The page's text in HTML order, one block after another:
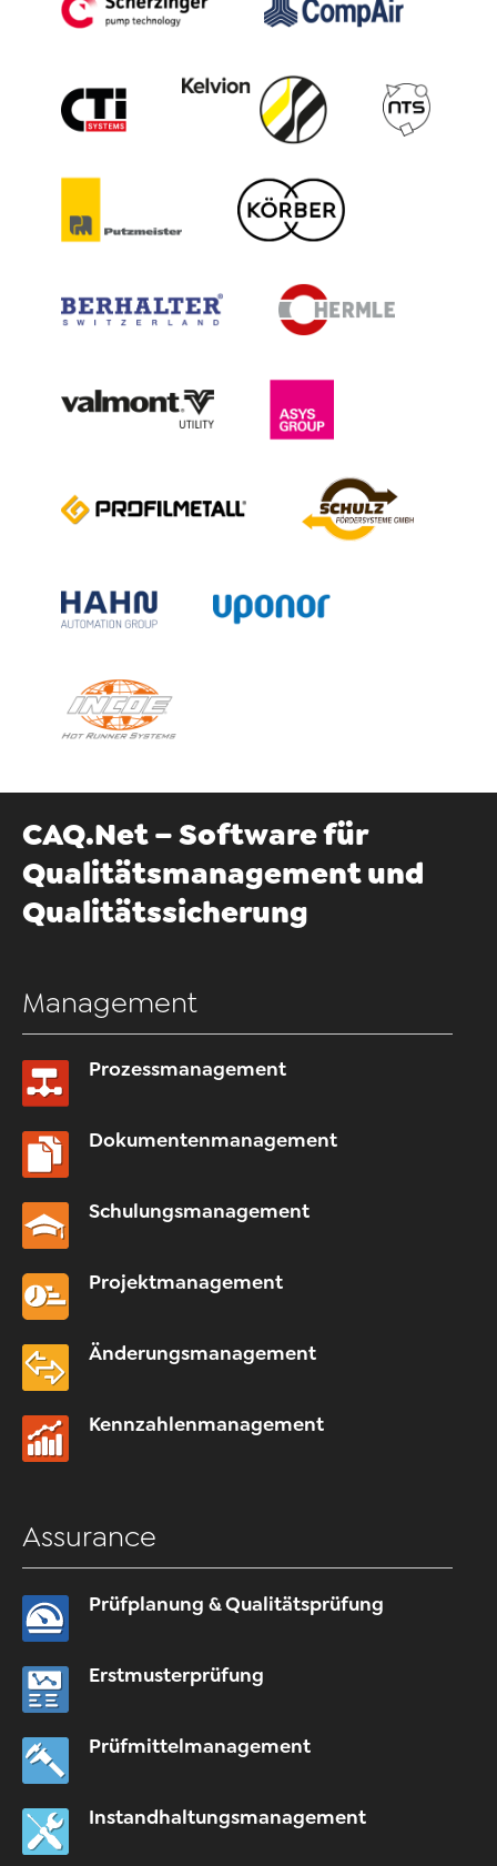
CAQ.Net – Software für
Qualitätsmanagement und
Qualitätssicherung
Management
Prozessmanagement
Dokumentenmanagement
Schulungsmanagement
Projektmanagement
Änderungsmanagement
Kennzahlenmanagement
Assurance
Prüfplanung & Qualitätsprüfung
Erstmusterprüfung
Prüfmittelmanagement
Instandhaltungsmanagement